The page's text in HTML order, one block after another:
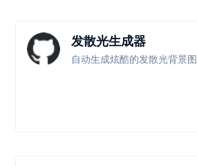
发散光生成器
自动生成炫酷的发散光背景图